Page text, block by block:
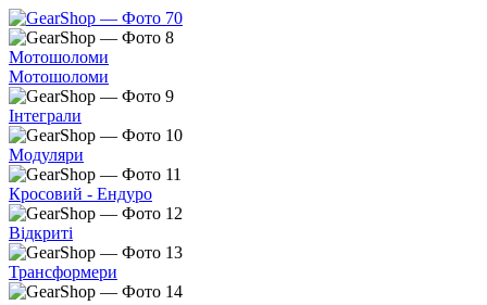
Мотошоломи
Мотошоломи
Інтеграли
Модуляри
Кросовий - Ендуро
Відкриті
Трансформери